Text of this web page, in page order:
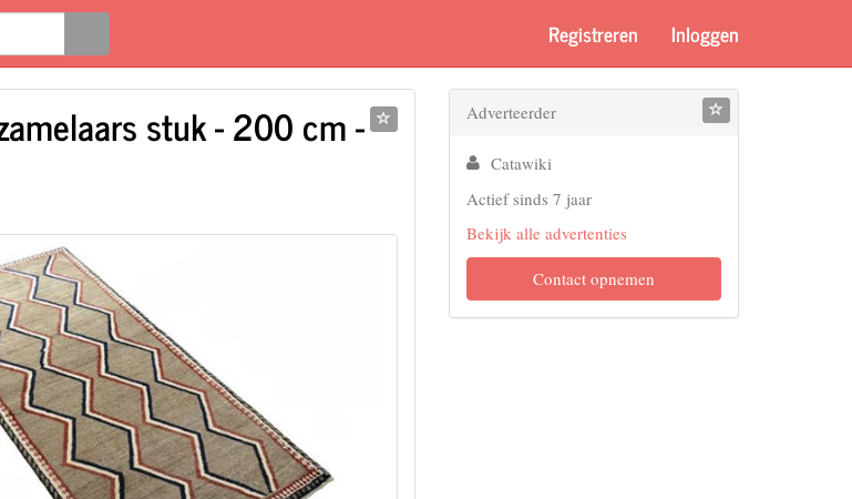
Registreren Inloggen
stuk - 200 cm - Adverteerder
Catawiki
Actief sinds 7 jaar
Bekijk alle advertenties
Contact opnemen